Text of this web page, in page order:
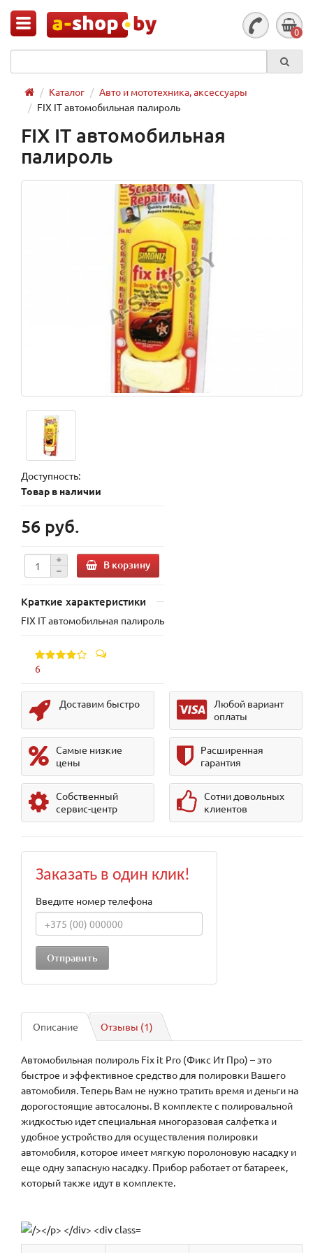
0
Каталог
Авто и мототехника, аксессуары
FIX IT автомобильная палироль
FIX IT автомобильная
палироль
Доступность:
Товар в наличии
56 руб.
В корзину
Краткие характеристики
FIX IT автомобильная палироль
6
Доставим быстро
Любой вариант
оплаты
Самые низкие
цены
Расширенная
гарантия
Собственный
сервис-центр
Сотни довольных
клиентов
Заказать в один клик!
Введите номер телефона
Описание Отзывы (1)
Автомобильная полироль Fix it Pro (Фикс Ит Про) – это
быстрое и эффективное средство для полировки Вашего
автомобиля. Теперь Вам не нужно тратить время и деньги на
дорогостоящие автосалоны. В комплекте с полировальной
жидкостью идет специальная многоразовая салфетка и
удобное устройство для осуществления полировки
автомобиля, которое имеет мягкую поролоновую насадку и
еще одну запасную насадку. Прибор работает от батареек,
который также идут в комплекте.